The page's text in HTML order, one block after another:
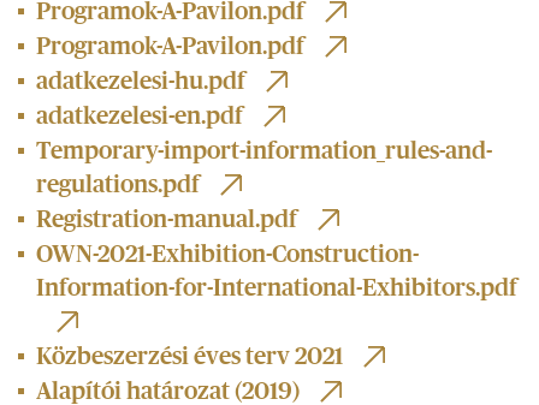
Programok-A-Pavilon.pdf
Programok-A-Pavilon.pdf
adatkezelesi-hu.pdf
adatkezelesi-en.pdf
Temporary-import-information_rules-and-
regulations.pdf
Registration-manual.pdf
OWN-2021-Exhibition-Construction-
Information-for-International-Exhibitors.pdf
Közbeszerzési éves terv 2021
Alapítói határozat (2019)